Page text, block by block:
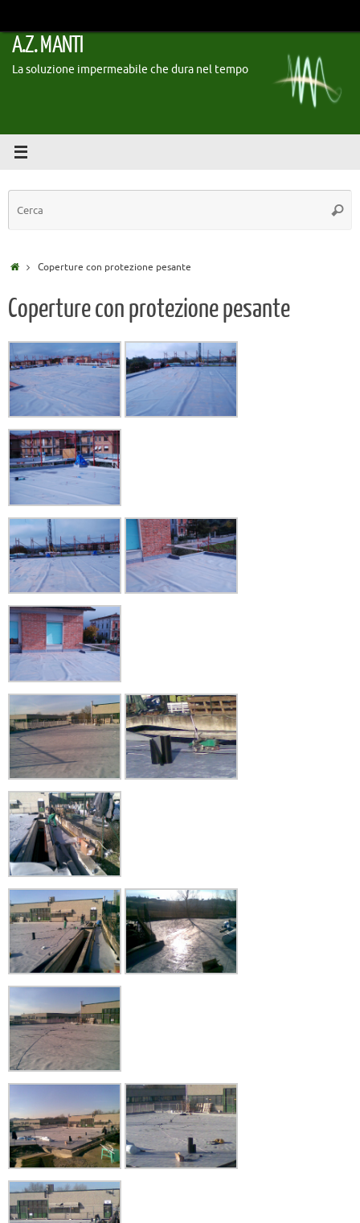
contenuto
A.Z. MANTI
La soluzione impermeabile che dura nel tempo
Cerca
HomeCoperture con protezione pesante
Coperture con protezione pesante